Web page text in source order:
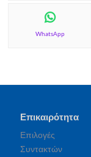
WhatsApp
Επικαιρότητα
Επιλογές
Συντακτών